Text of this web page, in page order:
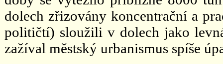
dolech zřizovány koncentrační a
političtí) sloužili v dolech jako
zažíval městský urbanismus spíše